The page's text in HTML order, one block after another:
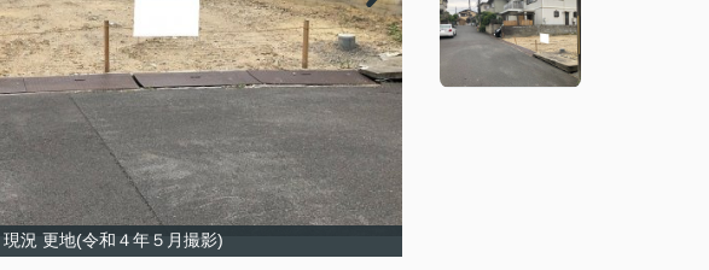
現況 更地(令和４年５月撮影)